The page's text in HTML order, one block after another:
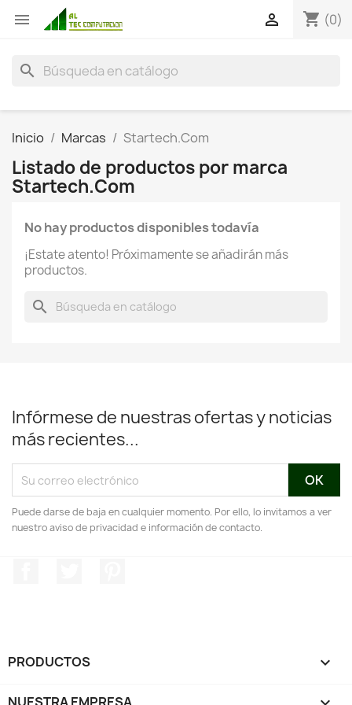
 shopping_cart (0)

search
Inicio Marcas Startech.Com
Listado de productos por marca
Startech.Com
No hay productos disponibles todavía
¡Estate atento! Próximamente se añadirán más
productos.
search
Infórmese de nuestras ofertas y noticias
más recientes...
Puede darse de baja en cualquier momento. Por ello, lo invitamos a ver
nuestro aviso de privacidad e información de contacto.
PRODUCTOS 